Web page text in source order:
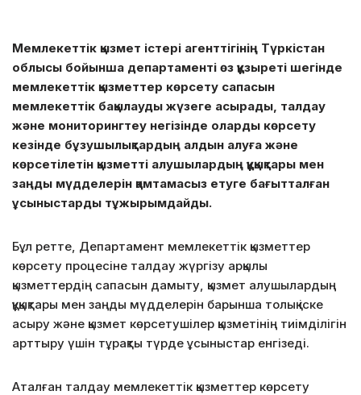
Мемлекеттік қызмет істері агенттігінің Түркістан
облысы бойынша департаменті өз құзыреті шегінде
мемлекеттік қызметтер көрсету сапасын
мемлекеттік бақылауды жүзеге асырады, талдау
және мониторингтеу негізінде оларды көрсету
кезінде бұзушылықтардың алдын алуға және
көрсетілетін қызметті алушылардың құқықтары мен
заңды мүдделерін қамтамасыз етуге бағытталған
ұсыныстарды тұжырымдайды.
Бұл ретте, Департамент мемлекеттік қызметтер
көрсету процесіне талдау жүргізу арқылы
қызметтердің сапасын дамыту, қызмет алушылардың
құқықтары мен заңды мүдделерін барынша толық іске
асыру және қызмет көрсетушілер қызметінің тиімділігін
арттыру үшін тұрақты түрде ұсыныстар енгізеді.
Аталған талдау мемлекеттік қызметтер көрсету